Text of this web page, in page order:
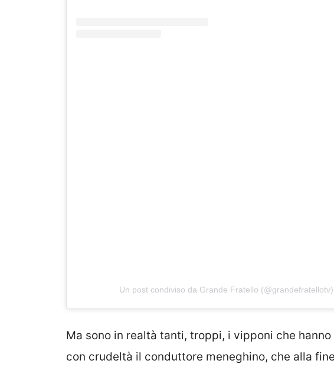
Un post condiviso da Grande Fratello (@grandefratellotv)
Ma sono in realtà tanti, troppi, i vipponi che
con crudeltà il conduttore meneghino, che alla